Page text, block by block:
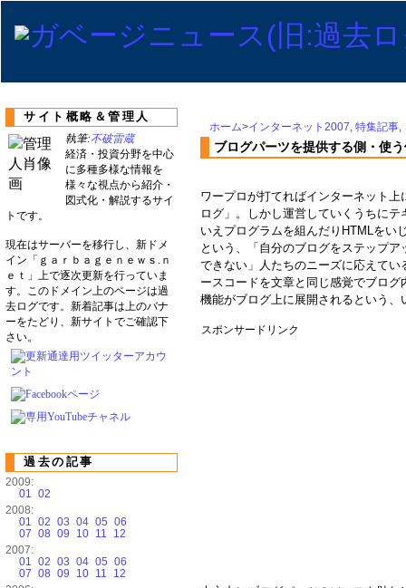
ホーム>インターネット2007, 特集記事,
ブログパーツを提供する側・使
ワープロが打てればインターネット
ログ」。しかし運営していくうちに
いえプログラムを組んだりHTMLを
という、「自分のブログをステップ
できない」人たちのニーズに応えて
ースコードを文章と同じ感覚でブロ
機能がブログ上に展開されるという
スポンサードリンク
サイト概略＆管理人
執筆:不破雷蔵
経済・投資分野を中心
に多種多様な情報を
様々な視点から紹介・
図式化・解説するサイ
トです。
現在はサーバーを移行し、新ドメ
イン「ｇａｒｂａｇｅｎｅｗｓ.ｎ
ｅｔ」上で逐次更新を行っていま
す。このドメイン上のページは過
去ログです。新着記事は上のバナ
ーをたどり、新サイトでご確認下
さい。
過去の記事
2009:
01 02
2008:
01 02 03 04 05 06
07 08 09 10 11
12
2007:
01 02 03 04 05 06
07 08 09 10 11
12